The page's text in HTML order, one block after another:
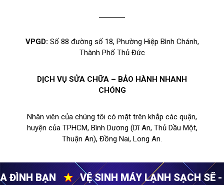
VPGD: Số 88 đường số 18, Phường Hiệp Bình Chánh,
Thành Phố Thủ Đức
DỊCH VỤ SỬA CHỮA – BẢO HÀNH NHANH
CHÓNG
Nhân viên của chúng tôi có mặt trên khắp các quận,
huyện của TPHCM, Bình Dương (Dĩ An, Thủ Dầu Một,
Thuận An), Đồng Nai, Long An.
VỆ SINH MÁY LẠNH SẠCH SẼ - CẢ NHÀ